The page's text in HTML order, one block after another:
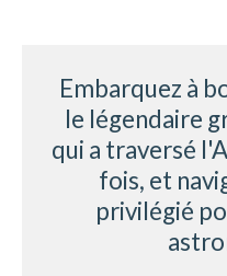
Embarquez à
le légendaire
qui a traversé
fois, et
privilégié